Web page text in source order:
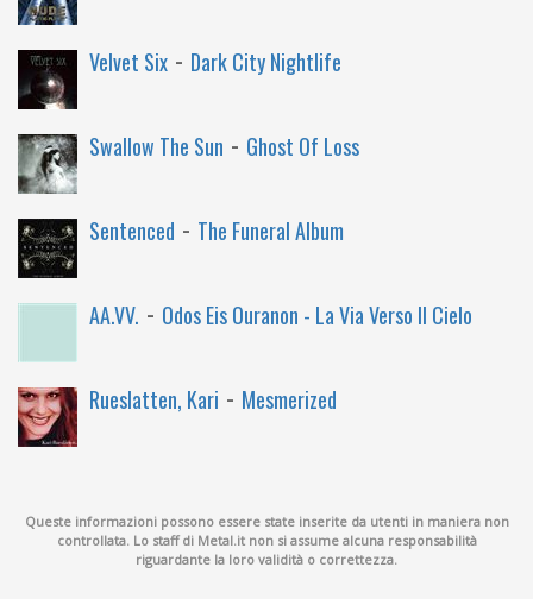
Velvet Six - Dark City Nightlife
Swallow The Sun - Ghost Of Loss
Sentenced - The Funeral Album
AA.VV. - Odos Eis Ouranon - La Via Verso Il Cielo
Rueslatten, Kari - Mesmerized
Queste informazioni possono essere state inserite da utenti in maniera non
controllata. Lo staff di Metal.it non si assume alcuna responsabilità
riguardante la loro validità o correttezza.